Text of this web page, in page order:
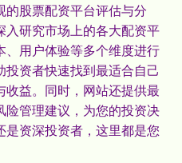
股票配资平台评估与分
研究市场上的各大配资平
、用户体验等多个维度进行
资者快速找到最适合自己
收益。同时，网站还提供最
险管理建议，为您的投资决
资深投资者，这里都是您